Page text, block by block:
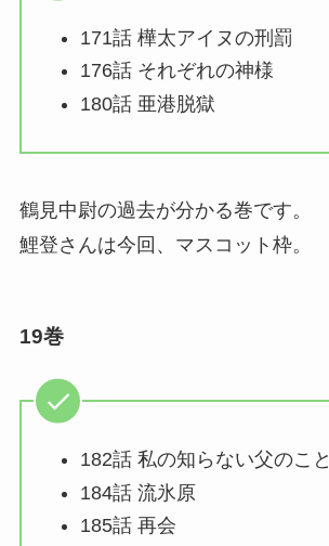
171話 樺太アイヌの刑罰
176話 それぞれの神様
180話 亜港脱獄
鶴見中尉の過去が分かる巻です。
鯉登さんは今回、マスコット枠。
19巻
182話 私の知らない父のこと
184話 流氷原
185話 再会